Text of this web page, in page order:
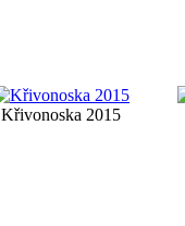
Křivonoska 2015